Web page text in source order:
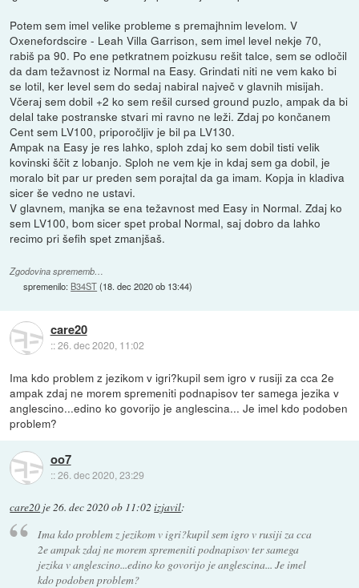
Potem sem imel velike probleme s premajhnim levelom. V
Oxenefordscire - Leah Villa Garrison, sem imel level nekje 70,
rabiš pa 90. Po ene petkratnem poizkusu rešit talce, sem se odločil
da dam težavnost iz Normal na Easy. Grindati niti ne vem kako bi
se lotil, ker level sem do sedaj nabiral največ v glavnih misijah.
Včeraj sem dobil +2 ko sem rešil cursed ground puzlo, ampak da bi
delal take postranske stvari mi ravno ne leži. Zdaj po končanem
Cent sem LV100, priporočljiv je bil pa LV130.
Ampak na Easy je res lahko, sploh zdaj ko sem dobil tisti velik
kovinski ščit z lobanjo. Sploh ne vem kje in kdaj sem ga dobil, je
moralo bit par ur preden sem porajtal da ga imam. Kopja in kladiva
sicer še vedno ne ustavi.
V glavnem, manjka se ena težavnost med Easy in Normal. Zdaj ko
sem LV100, bom sicer spet probal Normal, saj dobro da lahko
recimo pri šefih spet zmanjšaš.
Zgodovina sprememb…
spremenilo: B34ST(18. dec 2020 ob 13:44)
care20
::26. dec 2020, 11:02
Ima kdo problem z jezikom v igri?kupil sem igro v rusiji za cca 2e
ampak zdaj ne morem spremeniti podnapisov ter samega jezika v
anglescino...edino ko govorijo je anglescina... Je imel kdo podoben
problem?
oo7
::26. dec 2020, 23:29
care20 je26. dec 2020 ob 11:02 izjavil:
Ima kdo problem z jezikom v igri?kupil sem igro v rusiji za cca
2e ampak zdaj ne morem spremeniti podnapisov ter samega
jezika v anglescino...edino ko govorijo je anglescina... Je imel
kdo podoben problem?